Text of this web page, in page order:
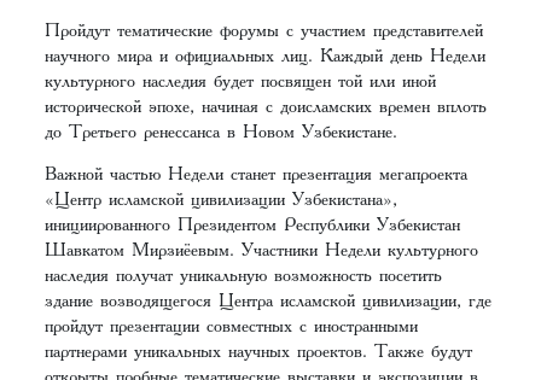
Пройдут тематические форумы с участием представителей
научного мира и официальных лиц. Каждый день Недели
культурного наследия будет посвящен той или иной
исторической эпохе, начиная с доисламских времен вплоть
до Третьего ренессанса в Новом Узбекистане.
Важной частью Недели станет презентация мегапроекта
«Центр исламской цивилизации Узбекистана»,
инициированного Президентом Республики Узбекистан
Шавкатом Мирзиёевым. Участники Недели культурного
наследия получат уникальную возможность посетить
здание возводящегося Центра исламской цивилизации, где
пройдут презентации совместных с иностранными
партнерами уникальных научных проектов. Также будут